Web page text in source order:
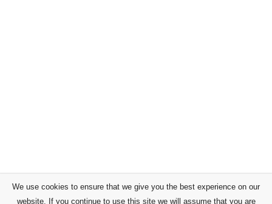
We use cookies to ensure that we give you the best experience on our
website. If you continue to use this site we will assume that you are